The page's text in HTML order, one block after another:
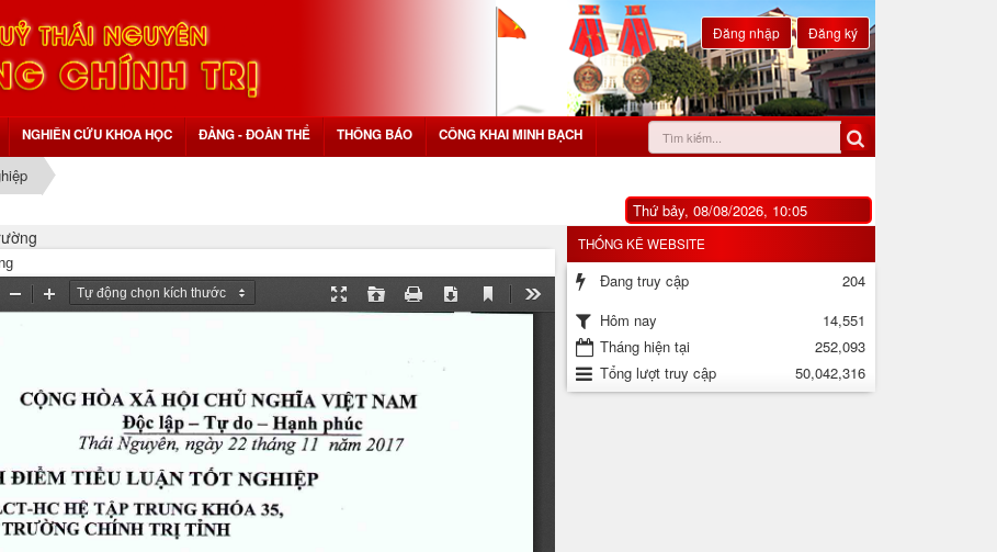
Đăng nhập Đăng ký
NGHIÊN CỨU KHOA HỌC ĐẢNG - ĐOÀN THỂ THÔNG BÁO CÔNG KHAI MINH BẠCH
Thứ bảy, 08/08/2026, 10:05
THỐNG KÊ WEBSITE
Đang truy cập
204
Hôm nay
14,551
Tháng hiện tại
252,093
Tổng lượt truy cập
50,042,316